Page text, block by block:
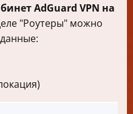
AdGuard VPN на
"Роутеры" можно